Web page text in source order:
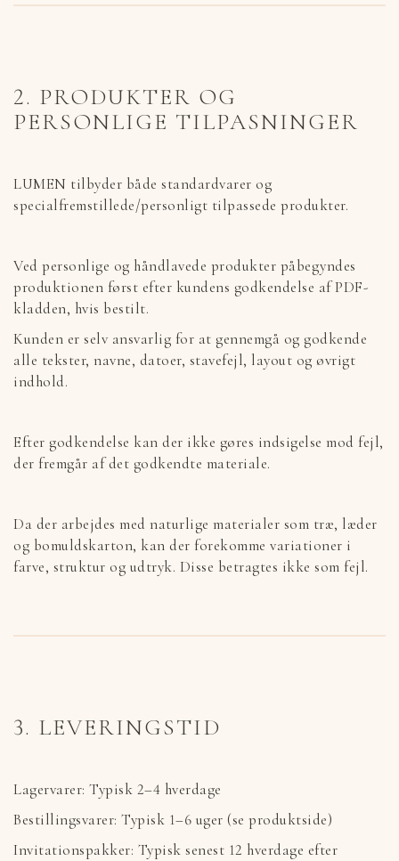
2. PRODUKTER OG
PERSONLIGE TILPASNINGER
LUMEN tilbyder både standardvarer og
specialfremstillede/personligt tilpassede produkter.
Ved personlige og håndlavede produkter påbegyndes
produktionen først efter kundens godkendelse af PDF-
kladden, hvis bestilt.
Kunden er selv ansvarlig for at gennemgå og godkende
alle tekster, navne, datoer, stavefejl, layout og øvrigt
indhold.
Efter godkendelse kan der ikke gøres indsigelse mod fejl,
der fremgår af det godkendte materiale.
Da der arbejdes med naturlige materialer som træ, læder
og bomuldskarton, kan der forekomme variationer i
farve, struktur og udtryk. Disse betragtes ikke som fejl.
3. LEVERINGSTID
Lagervarer: Typisk 2–4 hverdage
Bestillingsvarer: Typisk 1–6 uger (se produktside)
Invitationspakker: Typisk senest 12 hverdage efter